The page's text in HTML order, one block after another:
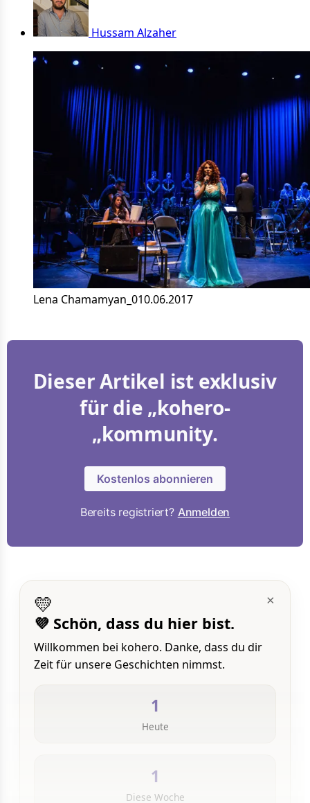
Hussam Alzaher
Lena Chamamyan_010.06.2017
Dieser Artikel ist exklusiv
für die „kohero-
„kommunity.
Kostenlos abonnieren
Bereits registriert? Anmelden
×
💛
💜 Schön, dass du hier bist.
Willkommen bei kohero. Danke, dass du dir
Zeit für unsere Geschichten nimmst.
1
Heute
1
Diese Woche